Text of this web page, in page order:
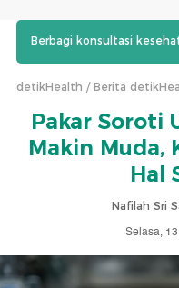
Berbagi konsultasi
detikHealth Berita
Pakar Soroti
Makin Muda,
Hal
Nafilah Sri
Selasa,